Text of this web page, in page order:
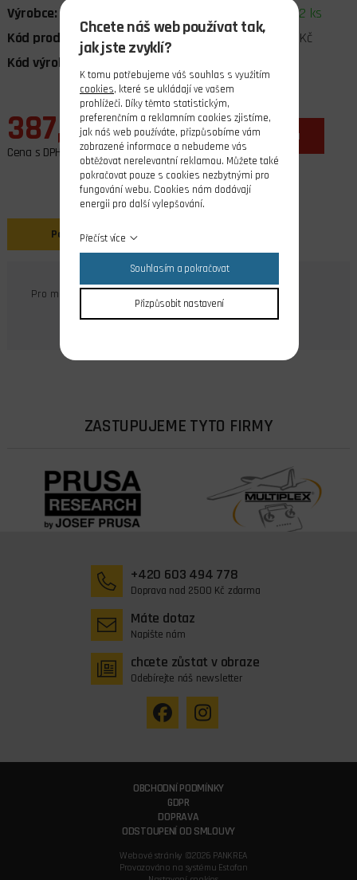
Výrobce:OS Engine
skladem 2 ks
Kód produktu:042863 Cena bez DPH:319,83 Kč
Kód výrobce:
387,00 Kč
Cena s DPH
ks do košíku
Popis
Pro motory OS MAX GT-22,33,55 a 60.
ZASTUPUJEME TYTO FIRMY
+420 603 494 778
Doprava nad 2500 Kč zdarma
Máte dotaz
Napište nám
chcete zůstat v obraze
Odebírejte náš newsletter
OBCHODNÍ PODMÍNKY
GDPR
DOPRAVA
ODSTOUPENÍ OD SMLOUVY
Webové stránky ©2026 PANKREA
Provozováno na systému Estofan
Chcete náš web používat tak,
jak jste zvyklí?
K tomu potřebujeme váš souhlas s využitím
cookies, které se ukládají ve vašem
prohlížeči. Díky těmto statistickým,
preferenčním a reklamním cookies zjistíme,
jak náš web používáte, přizpůsobíme vám
zobrazené informace a nebudeme vás
obtěžovat nerelevantní reklamou. Můžete také
pokračovat pouze s cookies nezbytnými pro
fungování webu. Cookies nám dodávají
energii pro další vylepšování.
Přečíst více
Souhlasím a pokračovat
Přizpůsobit nastavení